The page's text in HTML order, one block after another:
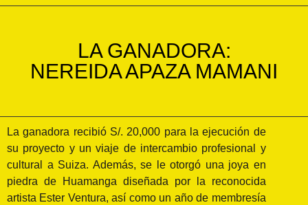
LA GANADORA:
NEREIDA APAZA MAMANI
La ganadora recibió S/. 20,000 para la ejecución de
su proyecto y un viaje de intercambio profesional y
cultural a Suiza. Además, se le otorgó una joya en
piedra de Huamanga diseñada por la reconocida
artista Ester Ventura, así como un año de membresía